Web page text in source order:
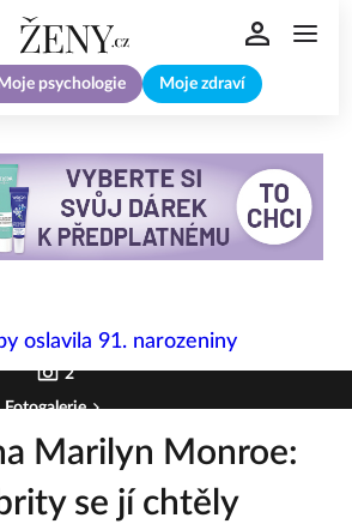
Moje psychologie Moje zdraví
2
Fotogalerie
Marilyn Monroe:
se jí chtěly